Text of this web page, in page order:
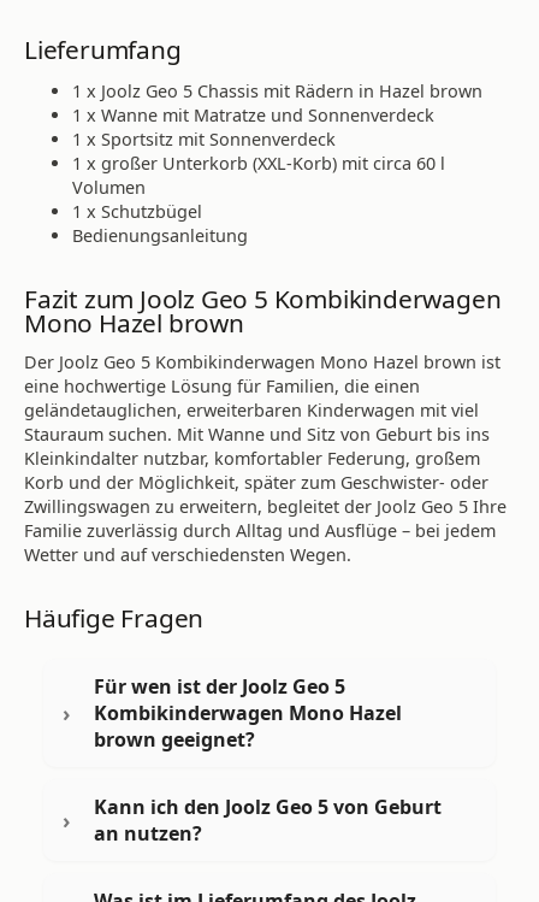
Lieferumfang
1 x Joolz Geo 5 Chassis mit Rädern in Hazel brown
1 x Wanne mit Matratze und Sonnenverdeck
1 x Sportsitz mit Sonnenverdeck
1 x großer Unterkorb (XXL-Korb) mit circa 60 l
Volumen
1 x Schutzbügel
Bedienungsanleitung
Fazit zum Joolz Geo 5 Kombikinderwagen
Mono Hazel brown
Der Joolz Geo 5 Kombikinderwagen Mono Hazel brown ist
eine hochwertige Lösung für Familien, die einen
geländetauglichen, erweiterbaren Kinderwagen mit viel
Stauraum suchen. Mit Wanne und Sitz von Geburt bis ins
Kleinkindalter nutzbar, komfortabler Federung, großem
Korb und der Möglichkeit, später zum Geschwister- oder
Zwillingswagen zu erweitern, begleitet der Joolz Geo 5 Ihre
Familie zuverlässig durch Alltag und Ausflüge – bei jedem
Wetter und auf verschiedensten Wegen.
Häufige Fragen
Für wen ist der Joolz Geo 5
Kombikinderwagen Mono Hazel
brown geeignet?
Kann ich den Joolz Geo 5 von Geburt
an nutzen?